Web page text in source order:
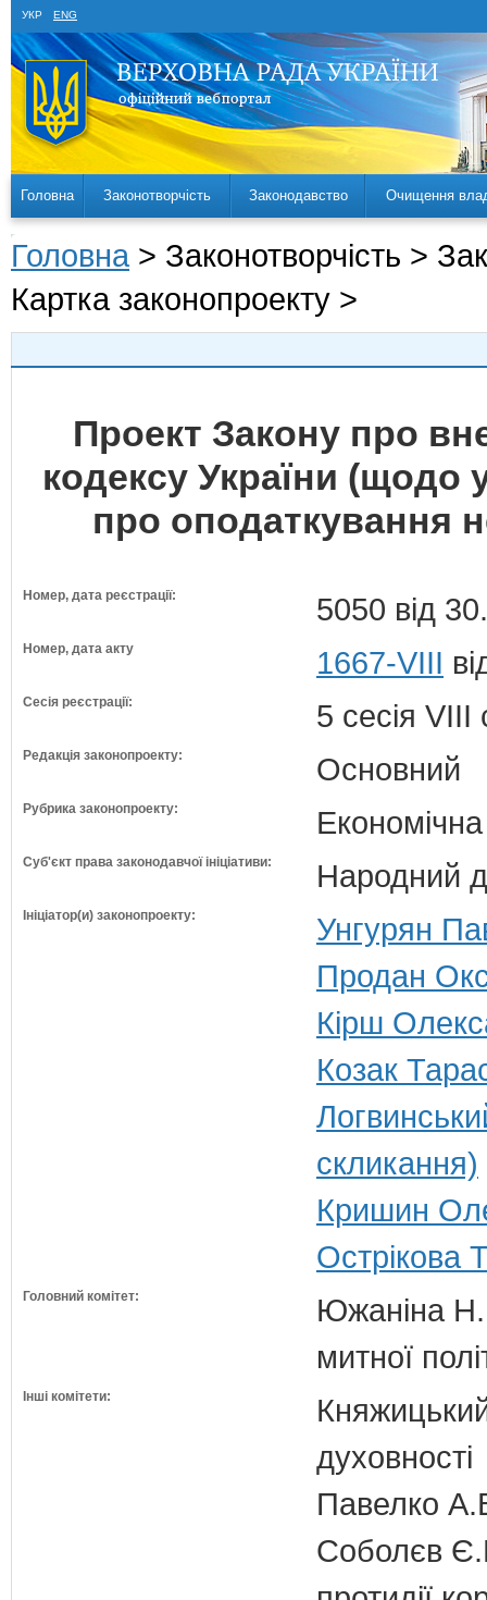
УКР ENG
Головна Законотворчість Законодавство Очищення
Головна > Законотворчість >
Картка законопроекту >
Проект Закону про
кодексу України
про оподаткування
Номер, дата реєстрації: 5050 від
Номер, дата акту 1667-VIII
Сесія реєстрації: 5 сесія VIII
Редакція законопроекту: Основний
Рубрика законопроекту:
Суб'єкт права законодавчої ініціативи: Народний
Ініціатор(и) законопроекту:
Унгурян
Продан
Кірш
Козак
скликання)
Кришин
Острікова
Головний комітет:
Южаніна
митної
Інші комітети:
духовності
Павелко
Соболєв